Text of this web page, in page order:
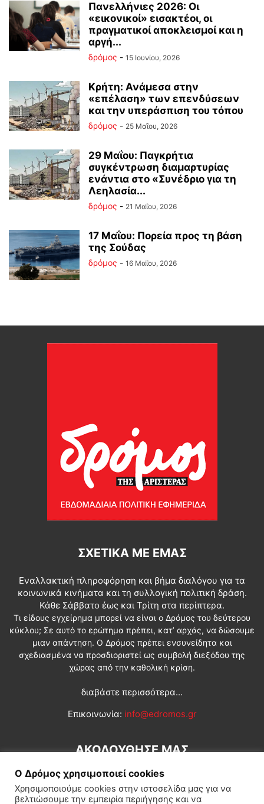
Πανελλήνιες 2026: Οι
«εικονικοί» εισακτέοι, οι
πραγματικοί αποκλεισμοί και η
αργή...
δρόμος - 15 Ιουνίου, 2026
Κρήτη: Ανάμεσα στην
«επέλαση» των επενδύσεων
και την υπεράσπιση του τόπου
δρόμος - 25 Μαΐου, 2026
29 Μαΐου: Παγκρήτια
συγκέντρωση διαμαρτυρίας
ενάντια στο «Συνέδριο για τη
Λεηλασία...
δρόμος - 21 Μαΐου, 2026
17 Μαΐου: Πορεία προς τη βάση
της Σούδας
δρόμος - 16 Μαΐου, 2026
ΣΧΕΤΙΚΆ ΜΕ ΕΜΆΣ
Εναλλακτική πληροφόρηση και βήμα διαλόγου για τα
κοινωνικά κινήματα και τη συλλογική πολιτική δράση.
Κάθε Σάββατο έως και Τρίτη στα περίπτερα.
Τι είδους εγχείρημα μπορεί να είναι ο Δρόμος του δεύτερου
κύκλου; Σε αυτό το ερώτημα πρέπει, κατ’ αρχάς, να δώσουμε
μιαν απάντηση. Ο Δρόμος πρέπει ενσυνείδητα και
σχεδιασμένα να προσδιοριστεί ως συμβολή διεξόδου της
χώρας από την καθολική κρίση.
διαβάστε περισσότερα...
Επικοινωνία: info@edromos.gr
ΑΚΟΛΟΥΘΗΣΕ ΜΑΣ
Ο Δρόμος χρησιμοποιεί cookies
Χρησιμοποιούμε cookies στην ιστοσελίδα μας για να
βελτιώσουμε την εμπειρία περιήγησης και να